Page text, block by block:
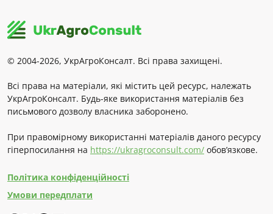
© 2004-2026, УкрАгроКонсалт. Всі права захищені.
Всі права на матеріали, які містить цей ресурс, належать
УкрАгроКонсалт. Будь-яке використання матеріалів без
письмового дозволу власника заборонено.
При правомірному використанні матеріалів даного ресурсу
гіперпосилання на https://ukragroconsult.com/ обов’язкове.
Політика конфіденційності
Умови передплати